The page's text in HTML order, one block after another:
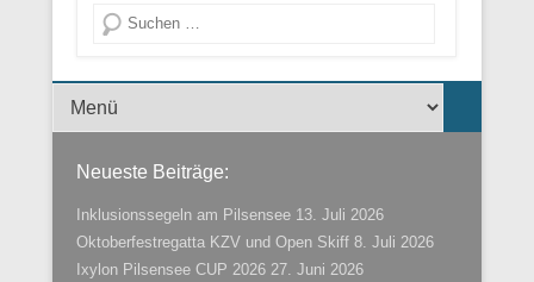
Suche
Menü der Fußzeile
Neueste Beiträge:
Inklusionssegeln am Pilsensee 13. Juli 2026
Oktoberfestregatta KZV und Open Skiff 8. Juli 2026
Ixylon Pilsensee CUP 2026 27. Juni 2026